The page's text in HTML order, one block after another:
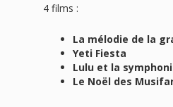
4 films :
La mélodie de la
Yeti Fiesta
Lulu et la
Le Noël des